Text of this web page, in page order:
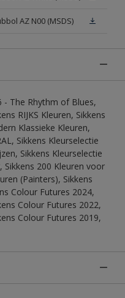
AZ N00 (MSDS)
- The Rhythm of Blues,
RIJKS Kleuren, Sikkens
Klassieke Kleuren,
Sikkens Kleurselectie
Sikkens Kleurselectie
Sikkens 200 Kleuren voor
(Painters), Sikkens
Colour Futures 2024,
Colour Futures 2022,
Colour Futures 2019,